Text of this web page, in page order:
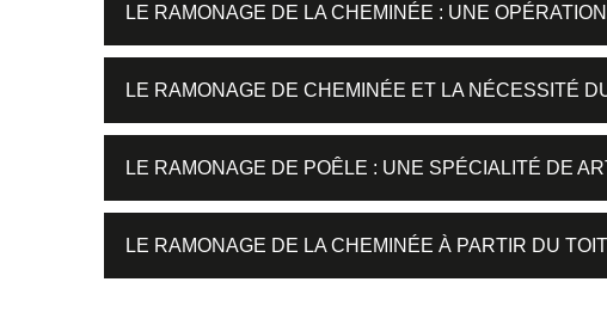
LE RAMONAGE DE LA CHEMINÉE : UNE
LE RAMONAGE DE CHEMINÉE ET LA NÉCESSITÉ
LE RAMONAGE DE POÊLE : UNE SPÉCIALITÉ DE
LE RAMONAGE DE LA CHEMINÉE À PARTIR DU TOIT